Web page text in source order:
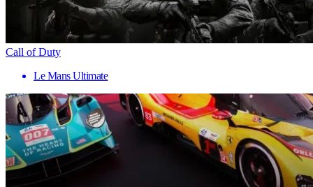
Call of Duty
Le Mans Ultimate